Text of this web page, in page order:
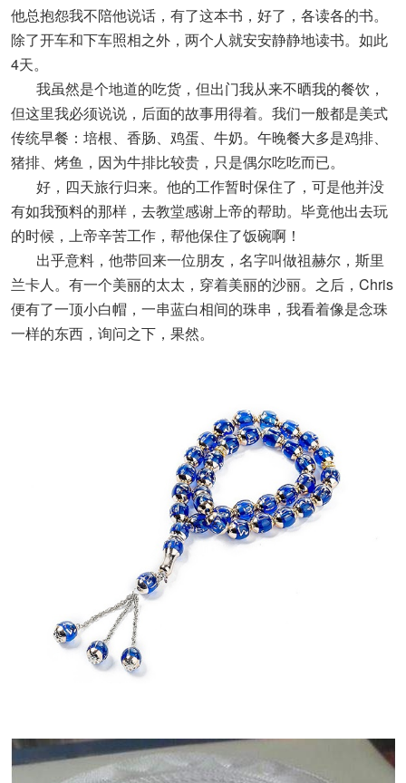
他总抱怨我不陪他说话，有了这本书，好了，各读各的书。
除了开车和下车照相之外，两个人就安安静静地读书。如此
4天。
我虽然是个地道的吃货，但出门我从来不晒我的餐饮，
但这里我必须说说，后面的故事用得着。我们一般都是美式
传统早餐：培根、香肠、鸡蛋、牛奶。午晚餐大多是鸡排、
猪排、烤鱼，因为牛排比较贵，只是偶尔吃吃而已。
好，四天旅行归来。他的工作暂时保住了，可是他并没
有如我预料的那样，去教堂感谢上帝的帮助。毕竟他出去玩
的时候，上帝辛苦工作，帮他保住了饭碗啊！
出乎意料，他带回来一位朋友，名字叫做祖赫尔，斯里
兰卡人。有一个美丽的太太，穿着美丽的沙丽。之后，Chris
便有了一顶小白帽，一串蓝白相间的珠串，我看着像是念珠
一样的东西，询问之下，果然。